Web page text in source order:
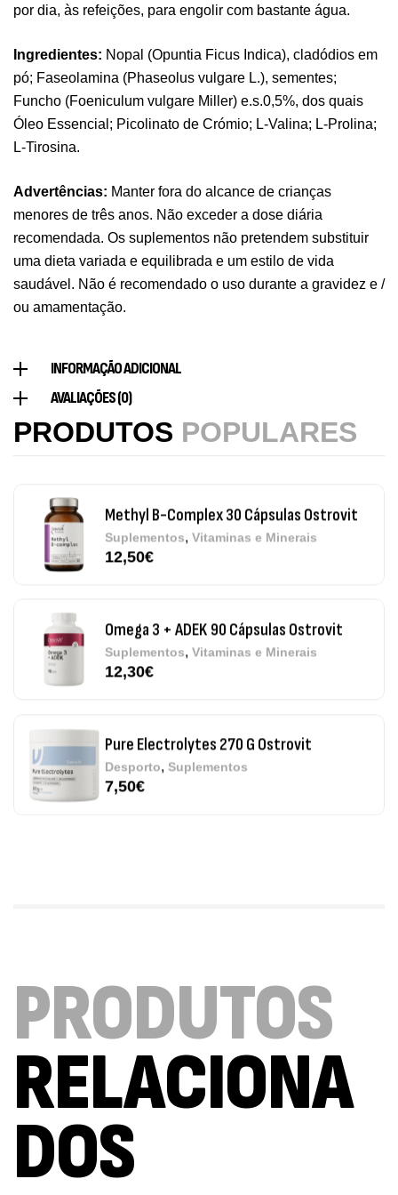
por dia, às refeições, para engolir com bastante água.
Ingredientes: Nopal (Opuntia Ficus Indica), cladódios em
pó; Faseolamina (Phaseolus vulgare L.), sementes;
Funcho (Foeniculum vulgare Miller) e.s.0,5%, dos quais
Óleo Essencial; Picolinato de Crómio; L-Valina; L-Prolina;
L-Tirosina.
Advertências: Manter fora do alcance de crianças
menores de três anos. Não exceder a dose diária
recomendada. Os suplementos não pretendem substituir
uma dieta variada e equilibrada e um estilo de vida
saudável. Não é recomendado o uso durante a gravidez e /
ou amamentação.
INFORMAÇÃO ADICIONAL
AVALIAÇÕES (0)
PRODUTOS POPULARES
Pure Electrolytes 270 G Ostrovit
Desporto,Suplementos
7,50€
Saúde Óssea ,Suplementos
9,50€
Vitamin D3 + K2 90 Comprimidos Ostrovit
Saúde Óssea
Magnesium + Potassium 20 Comprimidos
Efervescentes Ostrovit
Suplementos ,Vitaminas e Minerais
Methyl B-Complex 30 Cápsulas Ostrovit
Suplementos,Vitaminas e Minerais
12,50€
Omega 3 + ADEK 90 Cápsulas Ostrovit
Suplementos,Vitaminas e Minerais
12,30€
Pure Electrolytes 270 G Ostrovit
Desporto, Suplementos
7,50€
Saúde Óssea Suplementos
7,50
Magnesium + Potassium 20 Comprimidos
Efervescentes Ostrovit
Suplementos
4,00
PRODUTOS
RELACIONA
DOS